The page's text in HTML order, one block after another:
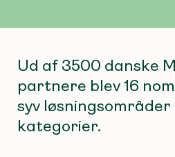
Ud af 3500 danske
partnere blev 16
syv løsningsområder
kategorier.